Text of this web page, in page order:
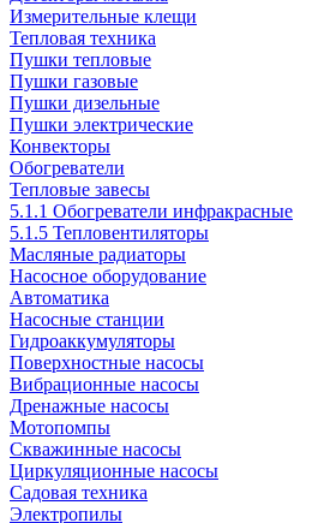
Измерительные клещи
Тепловая техника
Пушки тепловые
Пушки газовые
Пушки дизельные
Пушки электрические
Конвекторы
Обогреватели
Тепловые завесы
5.1.1 Обогреватели инфракрасные
5.1.5 Тепловентиляторы
Масляные радиаторы
Насосное оборудование
Автоматика
Насосные станции
Гидроаккумуляторы
Поверхностные насосы
Вибрационные насосы
Дренажные насосы
Мотопомпы
Скважинные насосы
Циркуляционные насосы
Садовая техника
Электропилы